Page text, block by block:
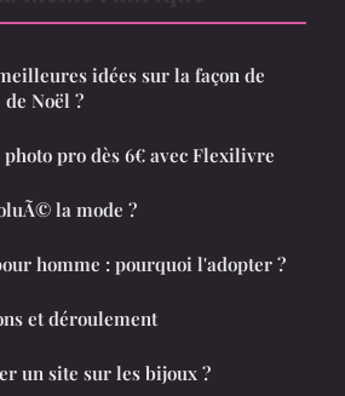
idées sur la façon de
Noël ?
pro dès 6€ avec Flexilivre
la mode ?
homme : pourquoi l'adopter ?
et déroulement
un site sur les bijoux ?